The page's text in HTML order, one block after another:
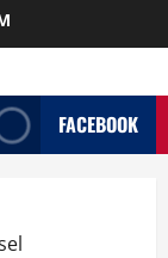
FACEBOOK